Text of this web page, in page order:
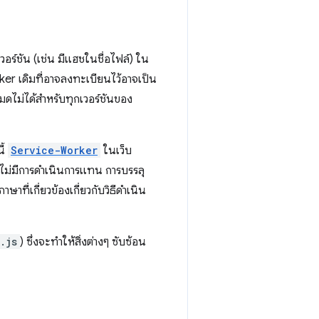
อร์ชัน (เช่น มีแฮชในชื่อไฟล์) ใน
เดิมที่อาจลงทะเบียนไว้อาจเป็น
ไม่ได้สำหรับทุกเวอร์ชันของ
Service-Worker ในเว็บ
มีการดำเนินการแทน การบรรลุ
ษาที่เกี่ยวข้องเกี่ยวกับวิธีดำเนิน
) ซึ่งจะทำให้สิ่งต่างๆ ซับซ้อน